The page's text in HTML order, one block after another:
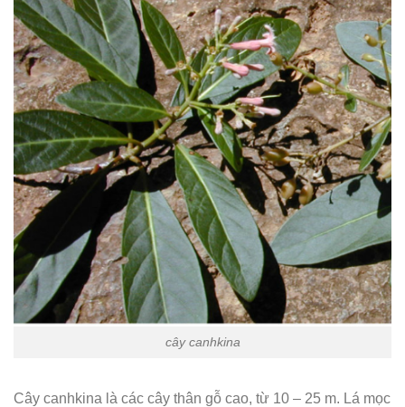
cây canhkina
Cây canhkina là các cây thân gỗ cao, từ 10 – 25 m. Lá mọc